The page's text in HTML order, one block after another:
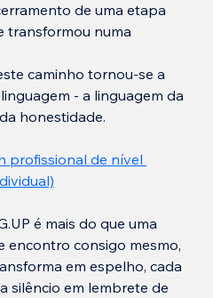
de uma etapa
transformou numa
caminho tornou-se a
- a linguagem da
honestidade.
profissional de nível
é mais do que uma
encontro consigo mesmo,
em espelho, cada
silêncio em lembrete de